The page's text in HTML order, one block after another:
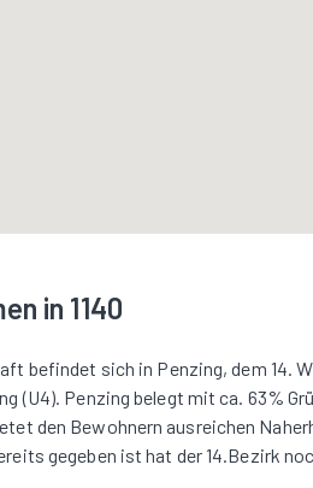
in 1140
befindet sich in Penzing, dem 14.
(U4). Penzing belegt mit ca. 63%
den Bewohnern ausreichen
gegeben ist hat der 14.Bezirk